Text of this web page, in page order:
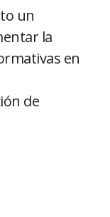
un
la
en
de